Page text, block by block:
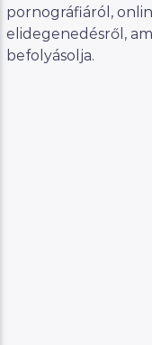
pornográfiáról,
elidegenedésről,
befolyásolja.